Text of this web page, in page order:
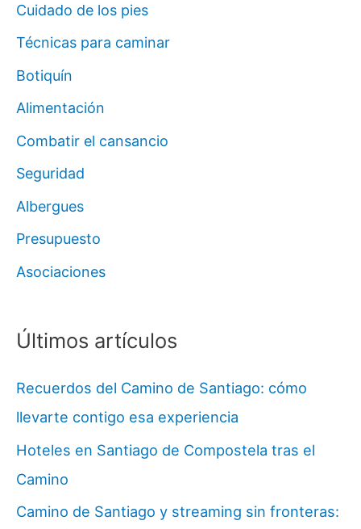
Cuidado de los pies
Técnicas para caminar
Botiquín
Alimentación
Combatir el cansancio
Seguridad
Albergues
Presupuesto
Asociaciones
Últimos artículos
Recuerdos del Camino de Santiago: cómo
llevarte contigo esa experiencia
Hoteles en Santiago de Compostela tras el
Camino
Camino de Santiago y streaming sin fronteras: